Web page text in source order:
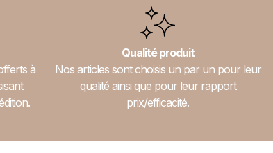
à
Qualité produit
Nos articles sont choisis un par un pour leur
qualité ainsi que pour leur rapport
prix/efficacité.